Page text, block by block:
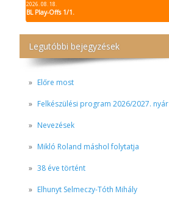
2026. 08. 18.
BL Play-Offs 1/1.
Legutóbbi bejegyzések
Előre most
Felkészülési program 2026/2027. nyár
Nevezések
Mikló Roland máshol folytatja
38 éve történt
Elhunyt Selmeczy-Tóth Mihály